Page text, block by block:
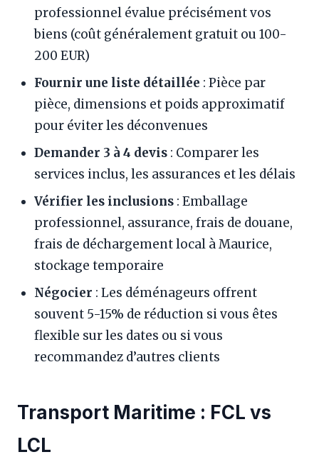
professionnel évalue précisément vos
biens (coût généralement gratuit ou 100-
200 EUR)
Fournir une liste détaillée : Pièce par
pièce, dimensions et poids approximatif
pour éviter les déconvenues
Demander 3 à 4 devis : Comparer les
services inclus, les assurances et les délais
Vérifier les inclusions : Emballage
professionnel, assurance, frais de douane,
frais de déchargement local à Maurice,
stockage temporaire
Négocier : Les déménageurs offrent
souvent 5-15% de réduction si vous êtes
flexible sur les dates ou si vous
recommandez d’autres clients
Transport Maritime : FCL vs
LCL